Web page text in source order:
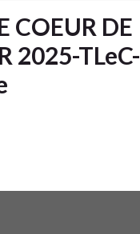
COEUR DE
2025-TLeC-